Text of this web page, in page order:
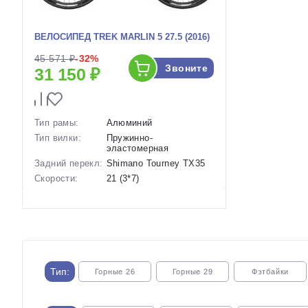
ВЕЛОСИПЕД TREK MARLIN 5 27.5 (2016)
45 571 ₽-32%
31 150 ₽ Звоните
Тип рамы:
Алюминий
Тип вилки:
Пружинно-
эластомерная
Задний перекл: Shimano Tourney TX35
Скорости:
21 (3*7)
Тип: Горные 26 Горные 29 Фэтбайки